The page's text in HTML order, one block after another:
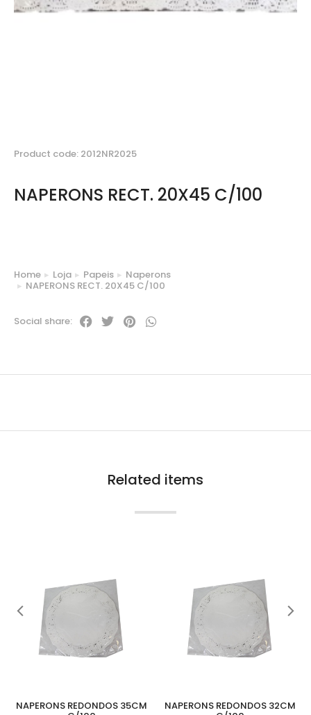
Product code: 2012NR2025
NAPERONS RECT. 20X45 C/100
You are here:
Home Loja Papeis
Naperons
NAPERONS RECT. 20X45 C/100
Social share:
Related items
NAPERONS REDONDOS 35CM NAPERONS REDONDOS 32CM